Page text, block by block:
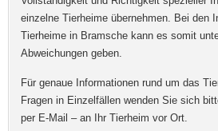
E-Mail*
Name des Tierheims *
einzelne Tierheime übernehmen. Bei den
Tierheime in Bramsche kann es somit
Abweichungen geben.
Für genaue Informationen rund um das
Fragen in Einzelfällen wenden Sie sich
per E-Mail – an Ihr Tierheim vor Ort.